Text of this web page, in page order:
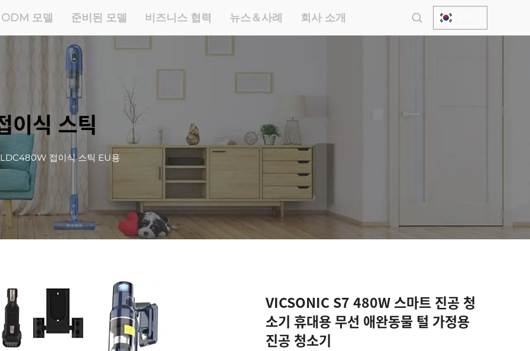
모델 준비된 모델 비즈니스 협력 뉴스＆사례 회사 소개
식 스틱
접이식 스틱 EU용
VICSONIC S7 480W 스마트 진공 청
소기 휴대용 무선 애완동물 털 가정용
진공 청소기